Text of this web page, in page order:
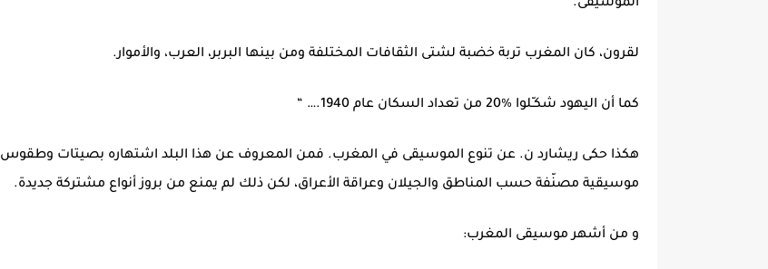
الموسيقى.
لقرون، كان المغرب تربة خضبة لشتى الثقافات المختلفة ومن بينها البربر، العرب، والأموار.
كما أن اليهود شكـّلوا %20 من تعداد السكان عام 1940.… “
هكذا حكى ريشارد ن. عن تنوع الموسيقى في المغرب. فمن المعروف عن هذا البلد اشتهاره بصيتات وطقوس
موسيقية مصنّفة حسب المناطق والجيلان وعراقة الأعراق، لكن ذلك لم يمنع من بروز أنواع مشتركة جديدة.
و من أشهر موسيقى المغرب: